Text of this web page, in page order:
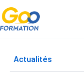
Actualités